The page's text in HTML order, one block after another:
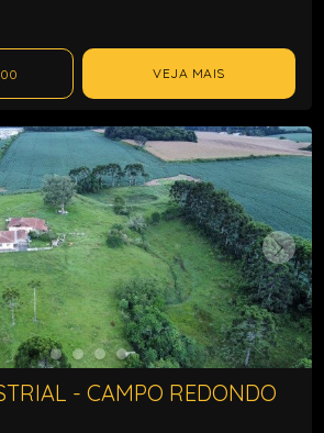
VEJA MAIS
- CAMPO REDONDO